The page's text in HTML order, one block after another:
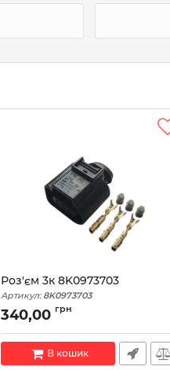
Роз'єм 3к 8K0973703
Артикул: 8K0973703
340,00 грн
В кошик